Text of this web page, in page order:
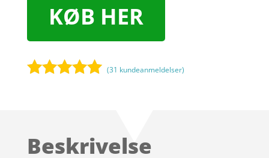
KØB HER
kundebedøm
(31 kundeanmeldelser)
Beskrivelse